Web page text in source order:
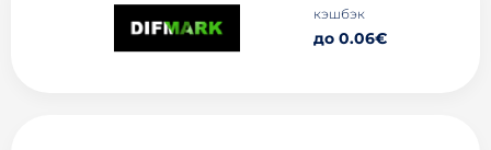
кэшбэк
до 0.06€